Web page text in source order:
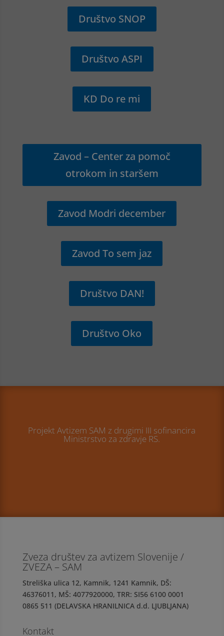
Društvo SNOP
Društvo ASPI
KD Do re mi
Zavod – Center za pomoč
otrokom in staršem
Zavod Modri december
Zavod To sem jaz
Društvo DAN!
Društvo Oko
Projekt Avtizem SAM z drugimi III sofinancira
Ministrstvo za zdravje RS.
Zveza društev za avtizem Slovenije /
ZVEZA – SAM
Streliška ulica 12, Kamnik, 1241 Kamnik, DŠ:
46376011, MŠ: 4077920000, TRR: SI56 6100 0001
0865 511 (DELAVSKA HRANILNICA d.d. LJUBLJANA)
Kontakt